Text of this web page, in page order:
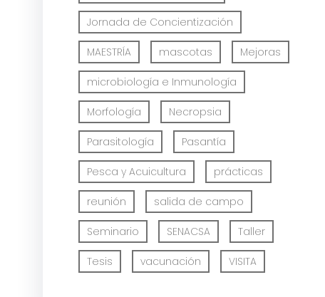
Jornada de Concientización
MAESTRÍA mascotas Mejoras
microbiología e Inmunología
Morfología Necropsia
Parasitología Pasantía
Pesca y Acuicultura prácticas
reunión salida de campo
Seminario SENACSA Taller
Tesis vacunación VISITA